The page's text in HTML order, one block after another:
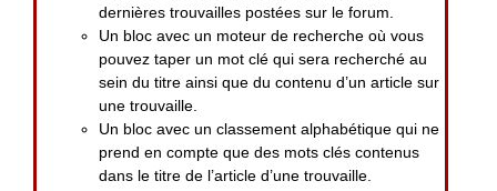
dernières trouvailles postées sur le forum.
Un bloc avec un moteur de recherche où vous
pouvez taper un mot clé qui sera recherché au
sein du titre ainsi que du contenu d’un article sur
une trouvaille.
Un bloc avec un classement alphabétique qui ne
prend en compte que des mots clés contenus
dans le titre de l’article d’une trouvaille.